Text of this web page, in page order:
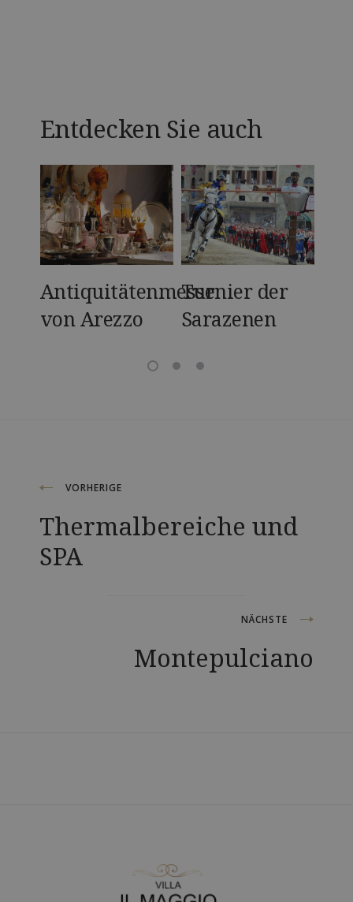
Entdecken Sie auch
Antiquitätenmesse
von Arezzo
Turnier der
Sarazenen
Nachnavigation
VORHERIGE
Thermalbereiche und
SPA
NÄCHSTE
Montepulciano